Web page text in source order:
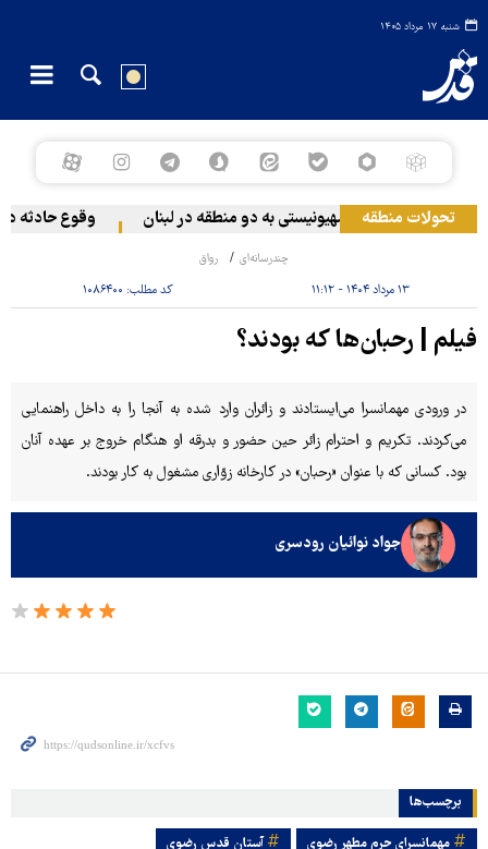
شنبه ۱۷ مرداد ۱۴۰۵
تحولات منطقه
حمله رژیم صهیونیستی به دو منطقه در لبنان وقوع حادثه
چندرسانه‌ای رواق
۱۳ مرداد ۱۴۰۴ - ۱۱:۱۲ کد مطلب: ۱۰۸۶۴۰۰
فیلم | رحبان‌ها که بودند؟
در ورودی مهمانسرا می‌ایستادند و زائران وارد شده به آنجا را به داخل راهنمایی
می‌کردند. تکریم و احترام زائر حین حضور و بدرقه او هنگام خروج بر عهده آنان
بود. کسانی که با عنوان «رحبان» در کارخانه زوّاری مشغول به کار بودند.
جواد نوائیان رودسری
برچسب‌ها
مهمانسرای حرم مطهر رضوی
آستان قدس رضوی